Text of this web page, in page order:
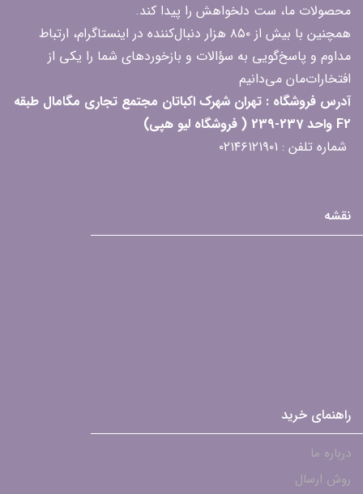
محصولات ما، ست دلخواهش را پیدا کند.
همچنین با بیش از ۸۵۰ هزار دنبال‌کننده در اینستاگرام، ارتباط
مداوم و پاسخ‌گویی به سؤالات و بازخوردهای شما را یکی از
افتخارات‌مان می‌دانیم
آدرس فروشگاه : تهران شهرک اکباتان مجتمع تجاری مگامال طبقه
F2 واحد 237-239 ( فروشگاه لیو هپی)
شماره تلفن : ۰۲۱۴۶۱۲۱۹۰۱
نقشه
راهنمای خرید
درباره ما
روش ارسال